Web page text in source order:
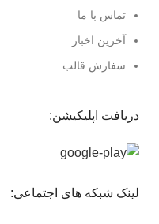
تماس با ما
آخرین اخبار
سفارش قالب
دریافت اپلیکیشن:
لینک شبکه های اجتماعی: